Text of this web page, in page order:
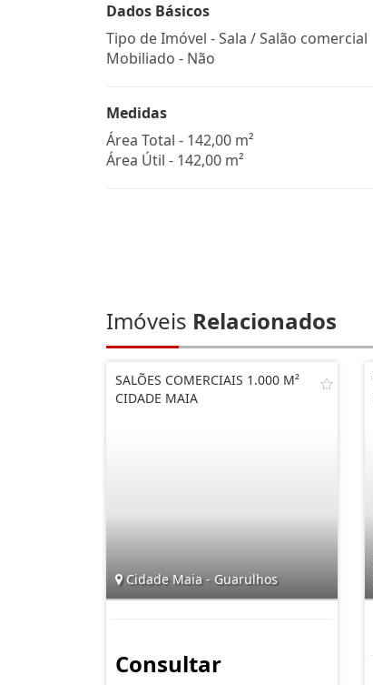
Dados Básicos
Tipo de Imóvel - Sala / Salão comercial
Mobiliado - Não
Medidas
Área Total - 142,00 m²
Área Útil - 142,00 m²
Imóveis Relacionados
SALÕES COMERCIAIS 1.000 M²
CIDADE MAIA
Cidade Maia - Guarulhos
Consultar